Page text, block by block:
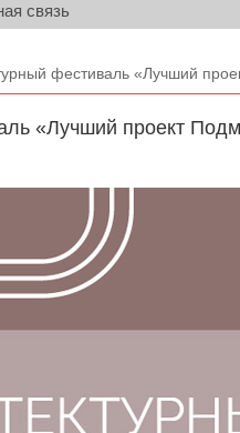
связь
фестиваль «Лучший
«Лучший проект